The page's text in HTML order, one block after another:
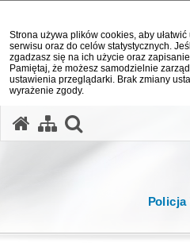
Strona używa plików cookies, aby
serwisu oraz do celów statystycznych.
zgadzasz się na ich użycie oraz
Pamiętaj, że możesz samodzielnie
ustawienia przeglądarki. Brak zmiany
wyrażenie zgody.
Policja